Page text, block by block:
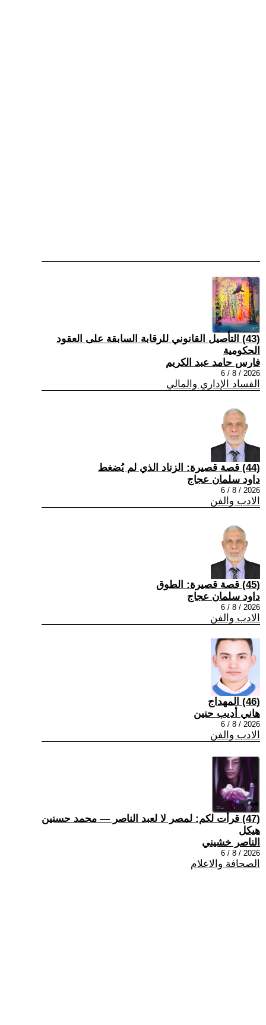
(43) التأصيل القانوني للرقابة السابقة على العقود
الحكومية
فارس حامد عبد الكريم
2026 / 8 / 6
الفساد الإداري والمالي
(44) قصة قصيرة: الزناد الذي لم يُضغط
داود سلمان عجاج
2026 / 8 / 6
الادب والفن
(45) قصة قصيرة: الطوق
داود سلمان عجاج
2026 / 8 / 6
الادب والفن
(46) المهداج
هاني أديب حنين
2026 / 8 / 6
الادب والفن
(47) قرأت لكم: لمصر لا لعبد الناصر — محمد حسنين
هيكل
الناصر خشيني
2026 / 8 / 6
الصحافة والاعلام